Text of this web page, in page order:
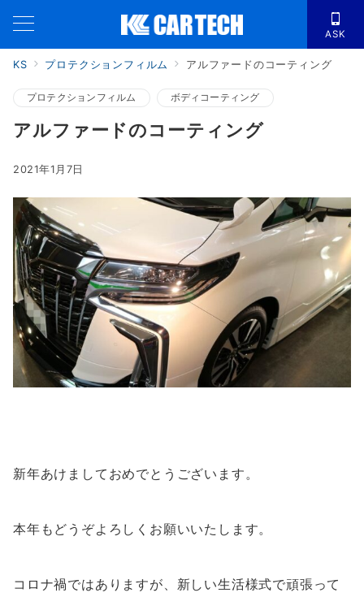
ASK
KS プロテクションフィルム アルファードのコーティング
プロテクションフィルム ボディコーティング
アルファードのコーティング
2021年1月7日
新年あけましておめでとうございます。
本年もどうぞよろしくお願いいたします。
コロナ禍ではありますが、新しい生活様式で頑張って